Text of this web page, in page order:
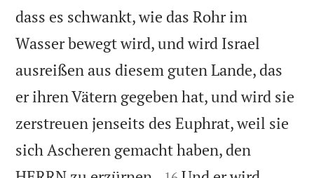
dass es schwankt, wie das Rohr im
Wasser bewegt wird, und wird Israel
ausreißen aus diesem guten Lande, das
er ihren Vätern gegeben hat, und wird sie
zerstreuen jenseits des Euphrat, weil sie
sich Ascheren gemacht haben, den